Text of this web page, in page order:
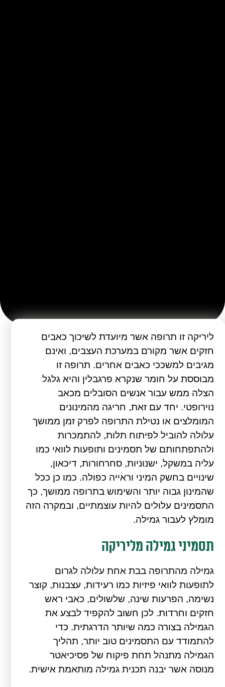
ליריקה זו תרופה אשר מיועדת לשיכוך כאבים
חזקים אשר מקורם במערכת העצבים, ואינם
מגיבים למשככי כאבים אחרים. תרופה זו
מבוססת על חומר שנקרא פרגבלין והיא גלגל
הצלה ממש עבור אנשים הסובלים מכאב
נוירופטי. יחד עם זאת, חריגה מהמינונים
המומלצים או נטילת התרופה לפרק זמן ממושך
עלולה להוביל לפיתוח תלות, להתמכרות
ולהתפתחותם של תסמינים ותופעות לוואי כמו
עליה במשקל, ישנוניות, סחרחורות, דיכאון,
שינויים בחשק המיני וראייה כפולה. כמו כן ככל
שהמינון גבוה יותר והשימוש בתרופה ממושך, כך
התסמינים עלולים להיות עוצמתיים, ובמקרה הזה
מומלץ לעבור גמילה.
תסמיני גמילה מליריקה
גמילה מהתרופה בבת אחת עלולה לגרום
לתופעות לוואי פיזיות כמו רעידות, עצבנות, קוצר
נשימה, הפרעות שינה, שלשולים, כאבי ראש
חזקים וחרדות. לכן חשוב להקפיד לבצע את
הגמילה בצורה כמה שיותר הדרגתית. כדי
להתמודד עם התסמינים טוב יותר, תהליך
הגמילה מתנהל תחת פיקוח של פסיכיאטר
מנוסה אשר יבנה תכנית גמילה מותאמת אישית.